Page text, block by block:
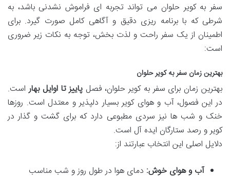
سفر به کویر حلوان می تواند تجربه ای فراموش نشدنی باشد، به
شرطی که با برنامه ریزی دقیق و آگاهی کامل صورت گیرد. برای
اطمینان از یک سفر راحت و لذت بخش، توجه به نکات زیر ضروری
است:
بهترین زمان سفر به کویر حلوان
بهترین زمان برای سفر به کویر حلوان، فصل پاییز تا اوایل بهاراست.
در این فصول، آب و هوای کویر بسیار دلپذیر و معتدل است. روزها
خنک و شب ها نیز سردی مطبوعی دارد که برای گشت و گذار در
کویر و رصد ستارگان ایده آل است.
دلایل اصلی این انتخاب عبارتند از:
آب و هوای خوش: دمای هوا در طول روز و شب مناسب